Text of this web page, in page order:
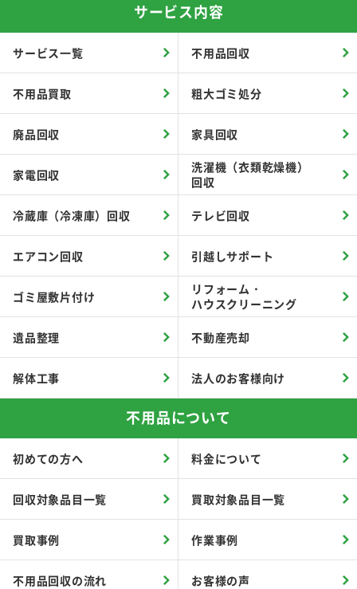
サービス内容
サービス一覧 不用品回収
不用品買取 粗大ゴミ処分
廃品回収 家具回収
家電回収
洗濯機（衣類乾燥機）
回収
冷蔵庫（冷凍庫）回収 テレビ回収
エアコン回収 引越しサポート
ゴミ屋敷片付け
リフォーム・
ハウスクリーニング
遺品整理 不動産売却
解体工事 法人のお客様向け
不用品について
初めての方へ 料金について
回収対象品目一覧 買取対象品目一覧
買取事例 作業事例
不用品回収の流れ お客様の声